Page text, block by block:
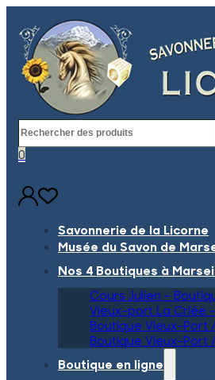
Rechercher
0
Savonnerie de la Licorne
Musée du Savon de
Nos 4 Boutiques à
Cours Julien –
Vieux-port La Criée
Boutique Vieux-Port
Boutique Vieux-Port
Boutique en ligne